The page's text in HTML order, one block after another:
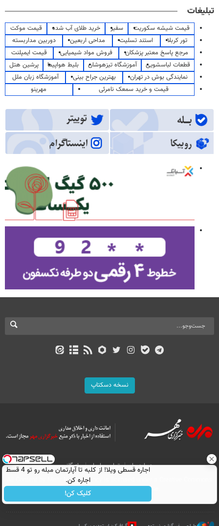
تبلیغات
قیمت شیشه سکوریت سفیر خرید طلای آب شده
قیمت موکت
تور کربلا
استند تسلیت مداحی اربعین
دوربین مداربسته
مرجع پاسخ معتبر پزشکان
فروش مواد شیمیایی
قیمت ایمپلنت
قطعات لباسشویی
آموزشگاه تیزهوشان بلیط هواپیما
پرشین هتل
نمایندگی بوش در تهران
بهترین جراح بینی
آموزشگاه زبان ملل
قیمت و خرید سمعک نامرئی
مهرینو
نسخه دسکتاپ
درباره ما تماس با ما
بازرگانی
All Content by Mehr News Agency is licensed under a Creative Commons
Attribution 4.0 International License.
اجاره‌ قسطی ویلا! از کلبه تا آپارتمان مبله رو تو 4 قسط
اجاره کن.
کلیک کن!